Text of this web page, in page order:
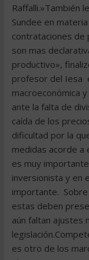
Raffalli.»También
Sundee en
contrataciones de
son mas
productivo»,
profesor del Iesa
macroeconómica
ante la falta de
caída de los
dificultad por la
medidas acorde a
es muy
inversionista y en
importante.
estas deben
aún faltan ajustes
es otro de los